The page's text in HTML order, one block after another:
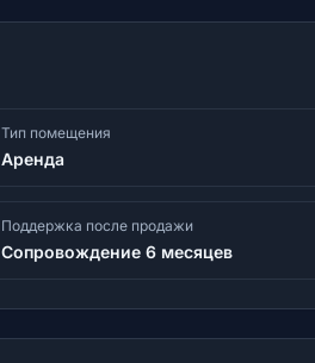
Тип помещения
Аренда
Поддержка после продажи
Сопровождение 6 месяцев